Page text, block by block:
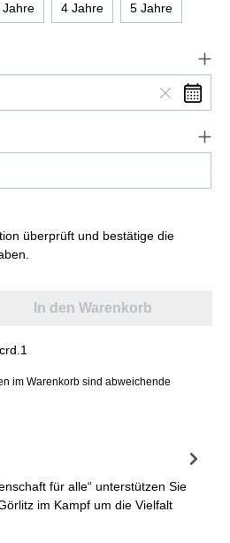
Jahre 4 Jahre 5 Jahre
überprüft und bestätige die
In den Warenkorb
im Warenkorb sind abweichende
für alle“ unterstützen Sie
im Kampf um die Vielfalt